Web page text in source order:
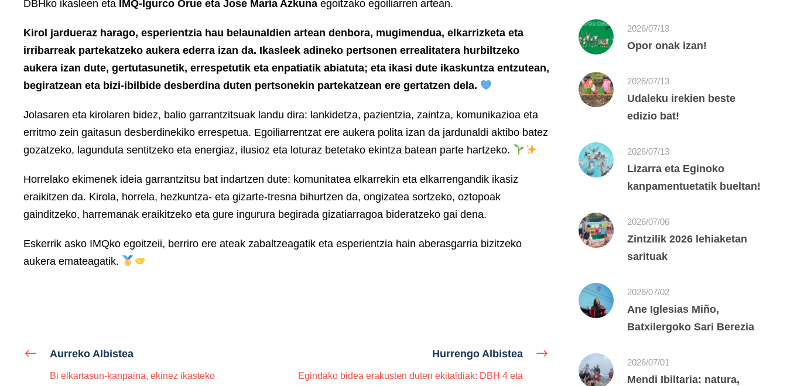
DBHko ikasleen eta IMQ-Igurco Orue eta Jose María Azkuna egoitzako egoiliarren artean.
Kirol jardueraz harago, esperientzia hau belaunaldien artean denbora, mugimendua, elkarrizketa eta
irribarreak partekatzeko aukera ederra izan da. Ikasleek adineko pertsonen errealitatera hurbiltzeko
aukera izan dute, gertutasunetik, errespetutik eta enpatiatik abiatuta; eta ikasi dute ikaskuntza entzutean,
begiratzean eta bizi-ibilbide desberdina duten pertsonekin partekatzean ere gertatzen dela.
Jolasaren eta kirolaren bidez, balio garrantzitsuak landu dira: lankidetza, pazientzia, zaintza, komunikazioa eta
erritmo zein gaitasun desberdinekiko errespetua. Egoiliarrentzat ere aukera polita izan da jardunaldi aktibo batez
gozatzeko, lagunduta sentitzeko eta energiaz, ilusioz eta loturaz betetako ekintza batean parte hartzeko.
Horrelako ekimenek ideia garrantzitsu bat indartzen dute: komunitatea elkarrekin eta elkarrengandik ikasiz
eraikitzen da. Kirola, horrela, hezkuntza- eta gizarte-tresna bihurtzen da, ongizatea sortzeko, oztopoak
gainditzeko, harremanak eraikitzeko eta gure ingurura begirada gizatiarragoa bideratzeko gai dena.
Eskerrik asko IMQko egoitzeii, berriro ere ateak zabaltzeagatik eta esperientzia hain aberasgarria bizitzeko
aukera emateagatik.
Aurreko Albistea
Bi elkartasun-kanpaina, ekinez ikasteko
Hurrengo Albistea
Egindako bidea erakusten duten ekitaldiak: DBH 4 eta
2026/07/13
Opor onak izan!
2026/07/13
Udaleku irekien beste
edizio bat!
2026/07/13
Lizarra eta Eginoko
kanpamentuetatik bueltan!
2026/07/06
Zintzilik 2026 lehiaketan
sarituak
2026/07/02
Ane Iglesias Miño,
Batxilergoko Sari Berezia
2026/07/01
Mendi Ibiltaria: natura,